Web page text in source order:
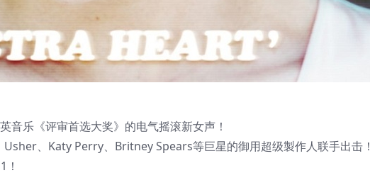
音乐《评审首选大奖》的电气摇滚新女声！
、Katy Perry、Britney Spears等巨星的御用超级製作人联手出击！